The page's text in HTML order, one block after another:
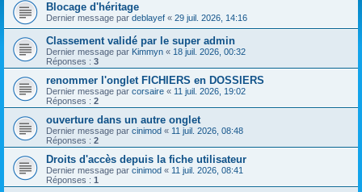
e
Blocage d'héritage
Dernier message par deblayef « 29 juil. 2026, 14:16
Classement validé par le super admin
Dernier message par Kimmyn « 18 juil. 2026, 00:32
Réponses : 3
renommer l'onglet FICHIERS en DOSSIERS
Dernier message par corsaire « 11 juil. 2026, 19:02
Réponses : 2
ouverture dans un autre onglet
Dernier message par cinimod « 11 juil. 2026, 08:48
Réponses : 2
Droits d'accès depuis la fiche utilisateur
Dernier message par cinimod « 11 juil. 2026, 08:41
Réponses : 1